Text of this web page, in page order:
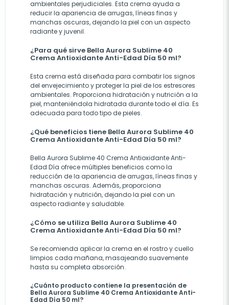
ambientales perjudiciales. Esta crema ayuda a
reducir la apariencia de arrugas, líneas finas y
manchas oscuras, dejando la piel con un aspecto
radiante y juvenil.
¿Para qué sirve Bella Aurora Sublime 40
Crema Antioxidante Anti-Edad Día 50 ml?
Esta crema está diseñada para combatir los signos
del envejecimiento y proteger la piel de los estresores
ambientales. Proporciona hidratación y nutrición a la
piel, manteniéndola hidratada durante todo el día. Es
adecuada para todo tipo de pieles.
¿Qué beneficios tiene Bella Aurora Sublime 40
Crema Antioxidante Anti-Edad Día 50 ml?
Bella Aurora Sublime 40 Crema Antioxidante Anti-
Edad Día ofrece múltiples beneficios como la
reducción de la apariencia de arrugas, líneas finas y
manchas oscuras. Además, proporciona
hidratación y nutrición, dejando la piel con un
aspecto radiante y saludable.
¿Cómo se utiliza Bella Aurora Sublime 40
Crema Antioxidante Anti-Edad Día 50 ml?
Se recomienda aplicar la crema en el rostro y cuello
limpios cada mañana, masajeando suavemente
hasta su completa absorción.
¿Cuánto producto contiene la presentación de
Bella Aurora Sublime 40 Crema Antioxidante Anti-
Edad Día 50 ml?